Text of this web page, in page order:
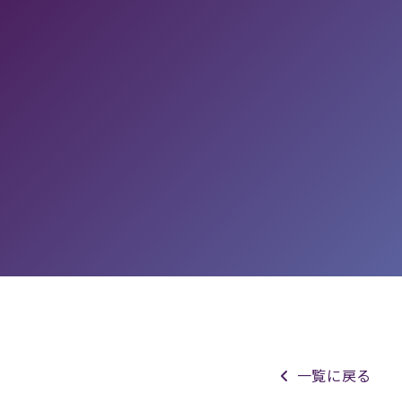
一覧に戻る